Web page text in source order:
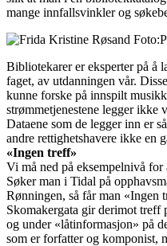
mange innfallsvinkler og
Bibliotekarer er eksperter på å
faget, av utdanningen vår.
kunne forske på innspilt
strømmetjenestene legger ikke
Dataene som de legger inn er
andre rettighetshavere ikke en
«Ingen treff»
Vi må ned på eksempelnivå for
Søker man i Tidal på
Rønningen, så får man «Ingen
Skomakergata gir derimot treff
og under «låtinformasjon» på
som er forfatter og komponist,